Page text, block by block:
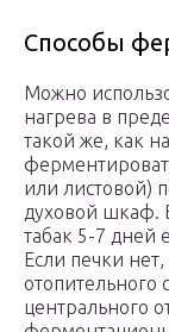
Способы
Можно
нагрева в
такой же, как
или листовой)
духовой шкаф.
табак 5-7 дней
Если печки
отопительного
центрального